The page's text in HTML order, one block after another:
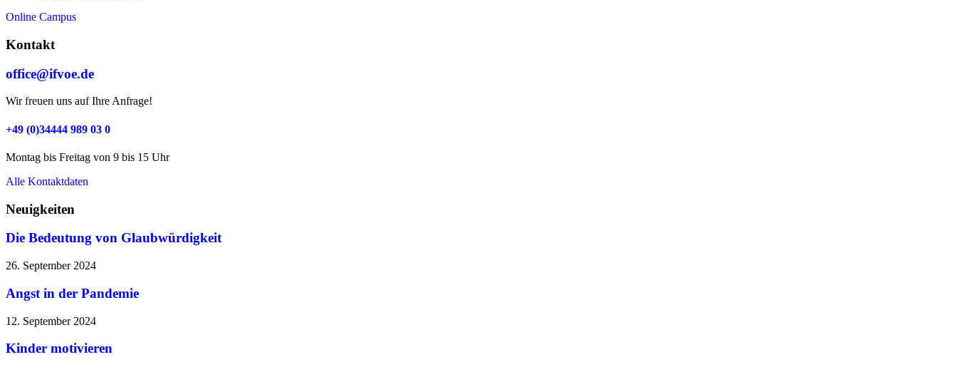
Online Campus
Kontakt
office@ifvoe.de
Wir freuen uns auf Ihre Anfrage!
+49 (0)34444 989 03 0
Montag bis Freitag von 9 bis 15 Uhr
Alle Kontaktdaten
Neuigkeiten
Die Bedeutung von Glaubwürdigkeit
26. September 2024
Angst in der Pandemie
12. September 2024
Kinder motivieren